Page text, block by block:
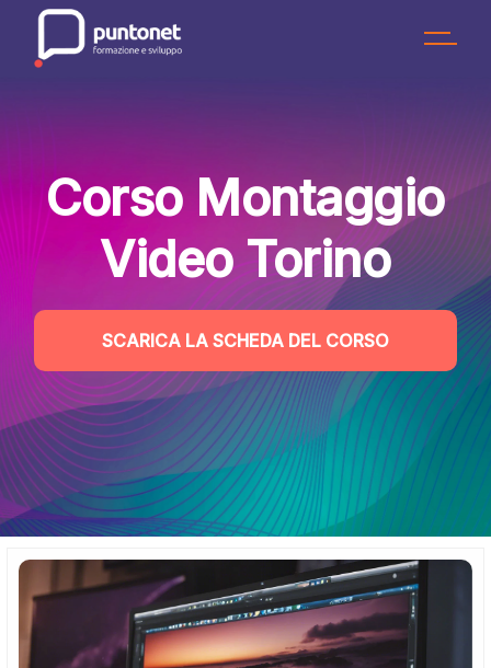
content
Corso Montaggio
Video Torino
SCARICA LA SCHEDA DEL CORSO